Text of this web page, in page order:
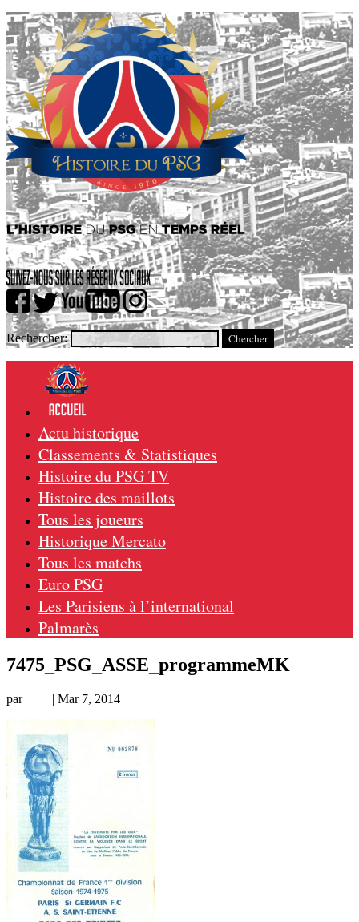
Rechercher:
Actu historique
Classements & Statistiques
Histoire du PSG TV
Histoire des maillots
Tous les joueurs
Historique Mercato
Tous les matchs
Euro PSG
Les Parisiens à l’international
Palmarès
7475_PSG_ASSE_programmeMK
par | Mar 7, 2014